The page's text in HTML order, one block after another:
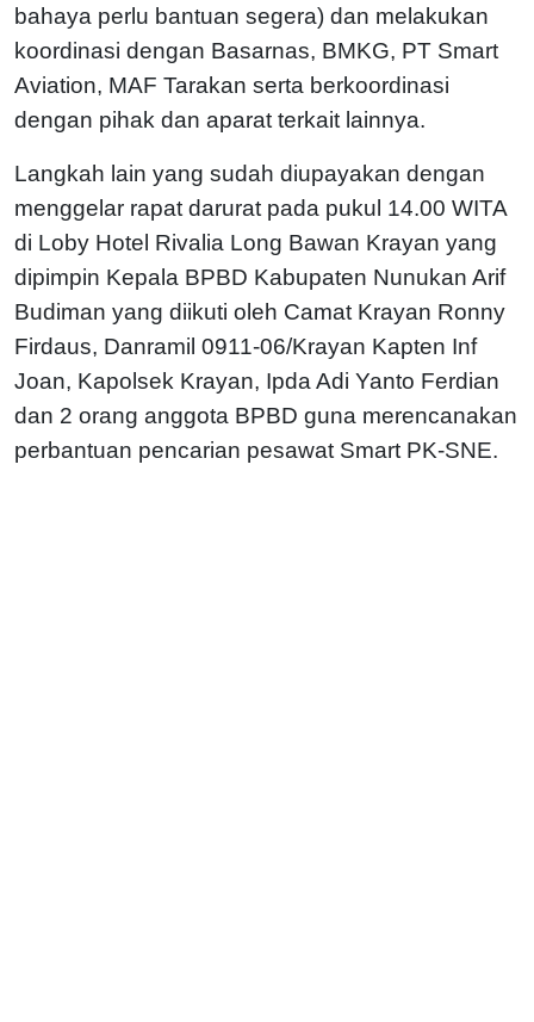
bahaya perlu bantuan segera) dan melakukan
koordinasi dengan Basarnas, BMKG, PT Smart
Aviation, MAF Tarakan serta berkoordinasi
dengan pihak dan aparat terkait lainnya.
Langkah lain yang sudah diupayakan dengan
menggelar rapat darurat pada pukul 14.00 WITA
di Loby Hotel Rivalia Long Bawan Krayan yang
dipimpin Kepala BPBD Kabupaten Nunukan Arif
Budiman yang diikuti oleh Camat Krayan Ronny
Firdaus, Danramil 0911-06/Krayan Kapten Inf
Joan, Kapolsek Krayan, Ipda Adi Yanto Ferdian
dan 2 orang anggota BPBD guna merencanakan
perbantuan pencarian pesawat Smart PK-SNE.